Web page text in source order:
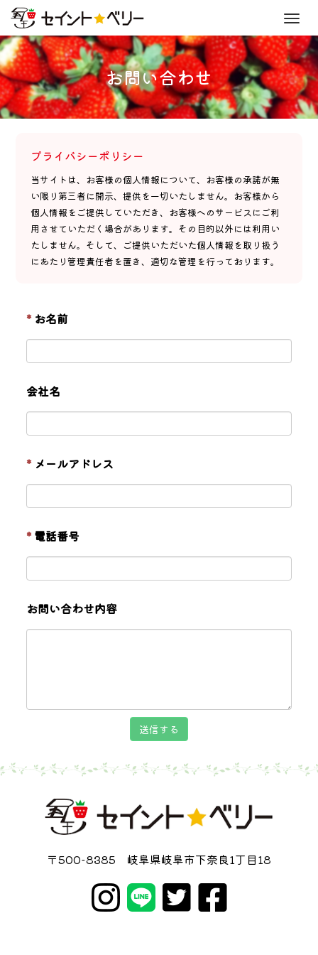
お問い合わせ
プライバシーポリシー
当サイトは、お客様の個人情報について、お客様の承諾が無
い限り第三者に開示、提供を一切いたしません。お客様から
個人情報をご提供していただき、お客様へのサービスにご利
用させていただく場合があります。その目的以外には利用い
たしません。そして、ご提供いただいた個人情報を取り扱う
にあたり管理責任者を置き、適切な管理を行っております。
* お名前
会社名
* メールアドレス
* 電話番号
お問い合わせ内容
送信する
〒500-8385 岐阜県岐阜市下奈良1丁目18